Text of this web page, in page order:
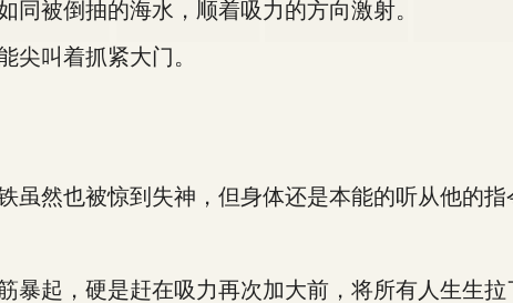
被倒抽的海水，顺着吸力的方向激射。
叫着抓紧大门。
然也被惊到失神，但身体还是本能的听从他的指
起，硬是赶在吸力再次加大前，将所有人生生拉